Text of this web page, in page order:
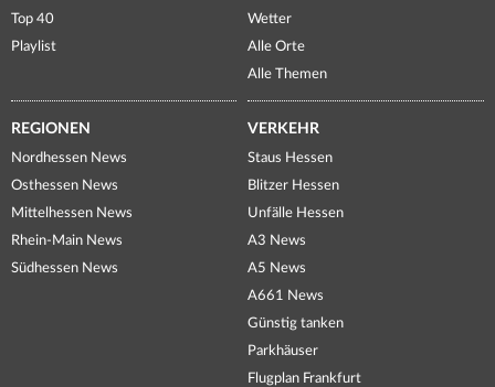
Top 40
Playlist
Wetter
Alle Orte
Alle Themen
REGIONEN
Nordhessen News
Osthessen News
Mittelhessen News
Rhein-Main News
Südhessen News
VERKEHR
Staus Hessen
Blitzer Hessen
Unfälle Hessen
A3 News
A5 News
A661 News
Günstig tanken
Parkhäuser
Flugplan Frankfurt